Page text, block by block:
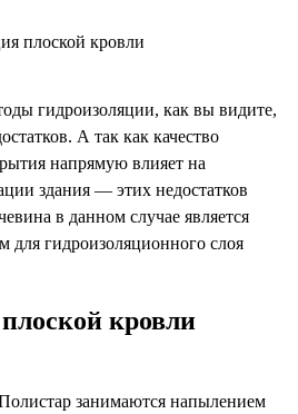
плоской кровли
гидроизоляции, как вы видите,
А так как качество
напрямую влияет на
здания — этих недостатков
в данном случае является
для гидроизоляционного слоя
кровли
занимаются напылением